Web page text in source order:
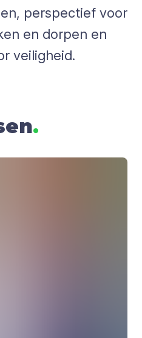
perspectief voor
en dorpen en
veiligheid.
.